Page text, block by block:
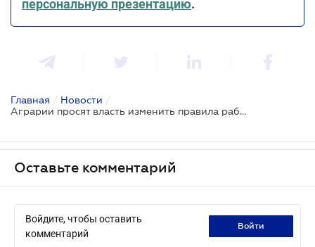
персональную презентацию.
Главная / Новости /
Аграрии просят власть изменить правила работы в зонах боевых действий
Оставьте комментарий
Войдите, чтобы оставить
комментарий
войти